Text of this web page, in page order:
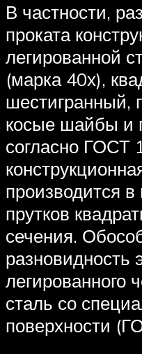
В частности,
проката
легированной
(марка 40х),
шестигранный,
косые шайбы и
согласно ГОСТ
производится
прутков
сечения.
разновидность
легированного
сталь со
поверхности